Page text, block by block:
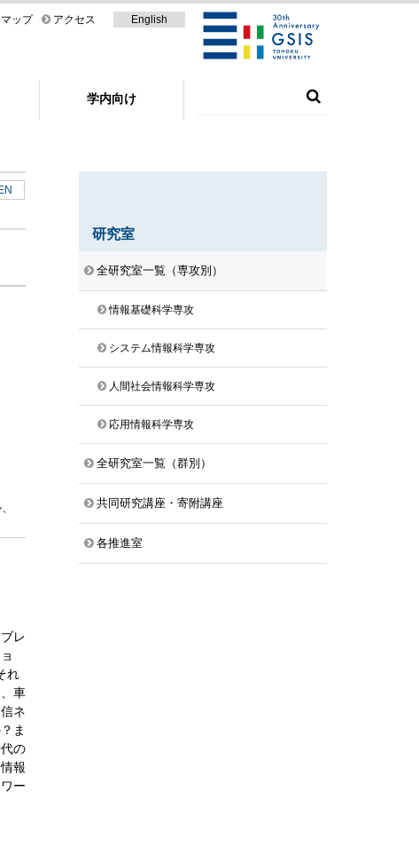
ップ アクセス English
学内向け
EN
レ
れ
車
ネ
ま
の
報
ー
研究室
全研究室一覧（専攻別）
情報基礎科学専攻
システム情報科学専攻
人間社会情報科学専攻
応用情報科学専攻
全研究室一覧（群別）
共同研究講座・寄附講座
各推進室